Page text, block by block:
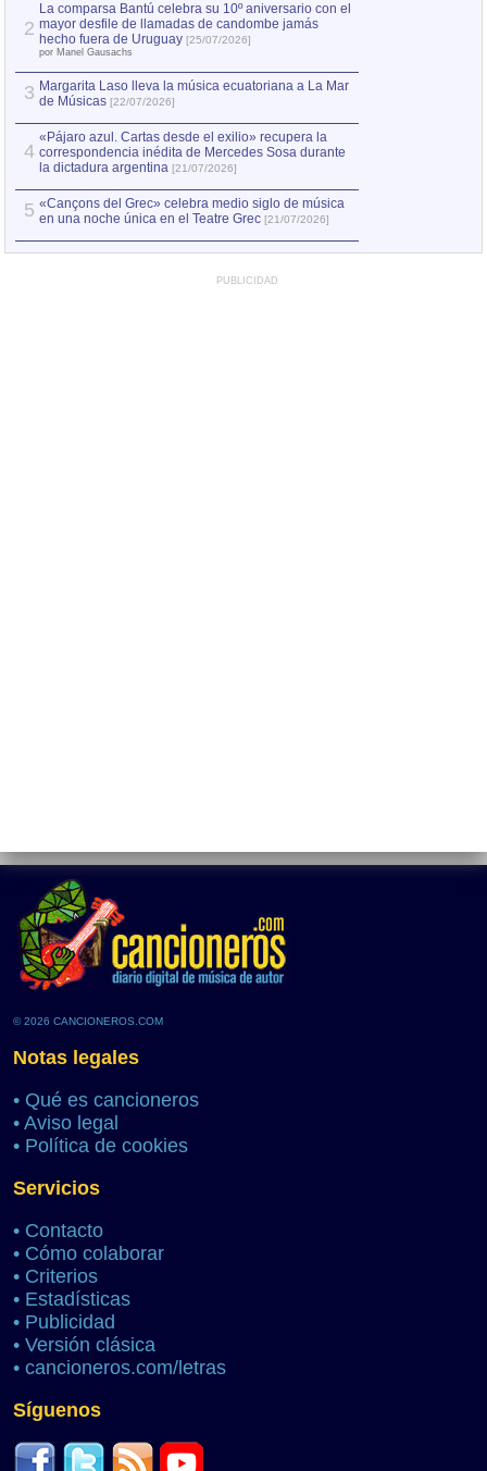
2
La comparsa Bantú celebra su 10º aniversario con el
mayor desfile de llamadas de candombe jamás
hecho fuera de Uruguay [25/07/2026]
por Manel Gausachs
3 Margarita Laso lleva la música ecuatoriana a La Mar
de Músicas [22/07/2026]
4
«Pájaro azul. Cartas desde el exilio» recupera la
correspondencia inédita de Mercedes Sosa durante
la dictadura argentina [21/07/2026]
5 «Cançons del Grec» celebra medio siglo de música
en una noche única en el Teatre Grec [21/07/2026]
PUBLICIDAD
© 2026 CANCIONEROS.COM
Notas legales
• Qué es cancioneros
• Aviso legal
• Política de cookies
Servicios
• Contacto
• Cómo colaborar
• Criterios
• Estadísticas
• Publicidad
• Versión clásica
• cancioneros.com/letras
Síguenos